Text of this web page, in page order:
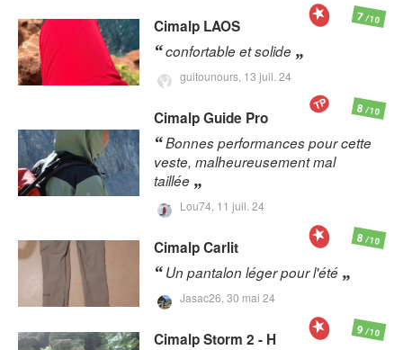
Cimalp LAOS
confortable et solide
guitounours, 13 juil. 24
7/10
CimalpGuide Pro
Bonnes performances pour cette
veste, malheureusement mal
taillée
Lou74, 11 juil. 24
8/10
TP
CimalpCarlit
Un pantalon léger pour l'été
Jasac26, 30 mai 24
8/10
CimalpStorm 2 - H 9/10